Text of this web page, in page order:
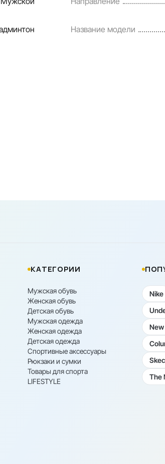
Название модели
КАТЕГОРИИ
Мужская обувь
Женская обувь
Детская обувь
Мужская одежда
Женская одежда
Детская одежда
Спортивные аксессуары
Рюкзаки и сумки
Товары для спорта
LIFESTYLE
Nike
The